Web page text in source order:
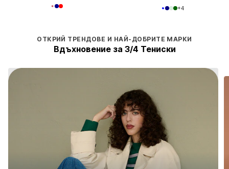
+4
ОТКРИЙ ТРЕНДОВЕ И НАЙ-ДОБРИТЕ МАРКИ
Вдъхновение за 3/4 Тениски